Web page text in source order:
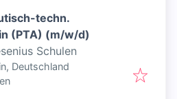
techn.
(PTA) (m/w/d)
Schulen
Deutschland
: